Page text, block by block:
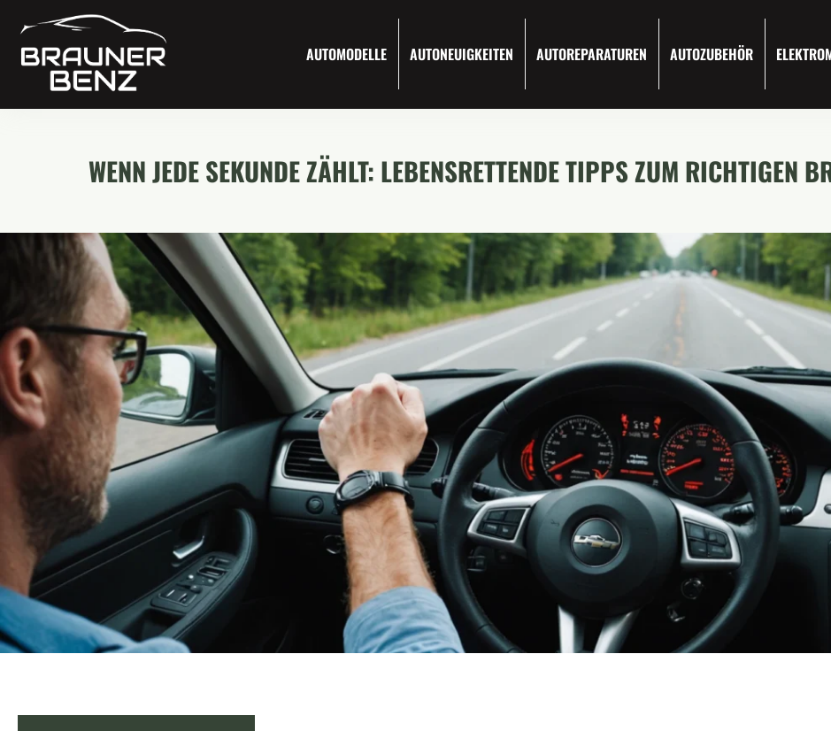
AUTOMODELLE AUTONEUIGKEITEN AUTOREPARATUREN AUTOZUBEHÖR
WENN JEDE SEKUNDE ZÄHLT: LEBENSRETTENDE TIPPS ZUM RICHTIGEN